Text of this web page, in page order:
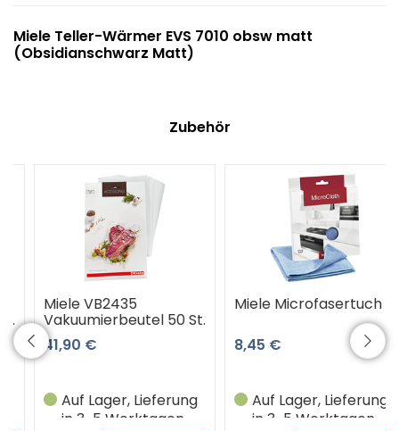
Miele Teller-Wärmer EVS 7010 obsw matt
(Obsidianschwarz Matt)
Zubehör
Miele VB2435
Vakuumierbeutel 50 St.
41,90 €
Auf Lager, Lieferung
in 3-5 Werktagen
Miele Microfasertuch
8,45 €
Auf Lager, Lieferung
in 3-5 Werktagen